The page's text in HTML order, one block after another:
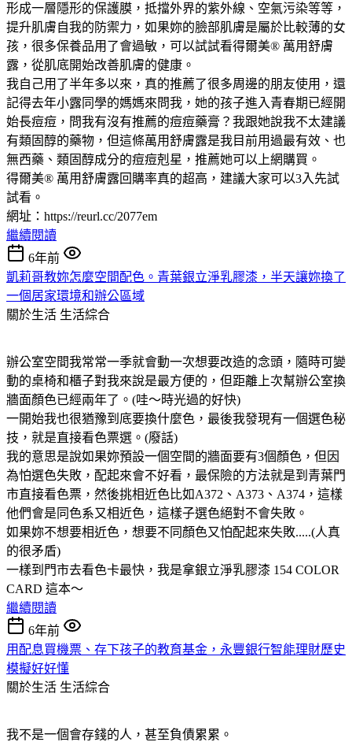
形成一層隱形的保護膜，抵擋外界的紫外線、空氣污染等等，
提升肌膚自我的防禦力，如果妳的臉部肌膚是屬於比較薄的女
孩，很多保養品用了會過敏，可以試試看得爾美® 萬用舒膚
露，從肌底開始改善肌膚的健康。
我自己用了半年多以來，真的推薦了很多周邊的朋友使用，還
記得去年小露同學的媽媽來問我，她的孩子進入青春期已經開
始長痘痘，問我有沒有推薦的痘痘藥膏？我跟她說我不太建議
有類固醇的藥物，但這條萬用舒膚露是我目前用過最有效、也
無西藥、類固醇成分的痘痘剋星，推薦她可以上網購買。
得爾美® 萬用舒膚露回購率真的超高，建議大家可以3入先試
試看。
網址：https://reurl.cc/2077em
繼續閱讀
6年前
凱莉哥教妳怎麼空間配色。青葉銀立淨乳膠漆，半天讓妳換了
一個居家環境和辦公區域
關於生活 生活綜合
辦公室空間我常常一季就會動一次想要改造的念頭，隨時可變
動的桌椅和櫃子對我來說是最方便的，但距離上次幫辦公室換
牆面顏色已經兩年了。(哇～時光過的好快)
一開始我也很猶豫到底要換什麼色，最後我發現有一個選色秘
技，就是直接看色票選。(廢話)
我的意思是說如果妳預設一個空間的牆面要有3個顏色，但因
為怕選色失敗，配起來會不好看，最保險的方法就是到青葉門
市直接看色票，然後挑相近色比如A372、A373、A374，這樣
他們會是同色系又相近色，這樣子選色絕對不會失敗。
如果妳不想要相近色，想要不同顏色又怕配起來失敗.....(人真
的很矛盾)
一樣到門市去看色卡最快，我是拿銀立淨乳膠漆 154 COLOR
CARD 這本～
繼續閱讀
6年前
用配息買機票、存下孩子的教育基金，永豐銀行智能理財歷史
模擬好好懂
關於生活 生活綜合
我不是一個會存錢的人，甚至負債累累。